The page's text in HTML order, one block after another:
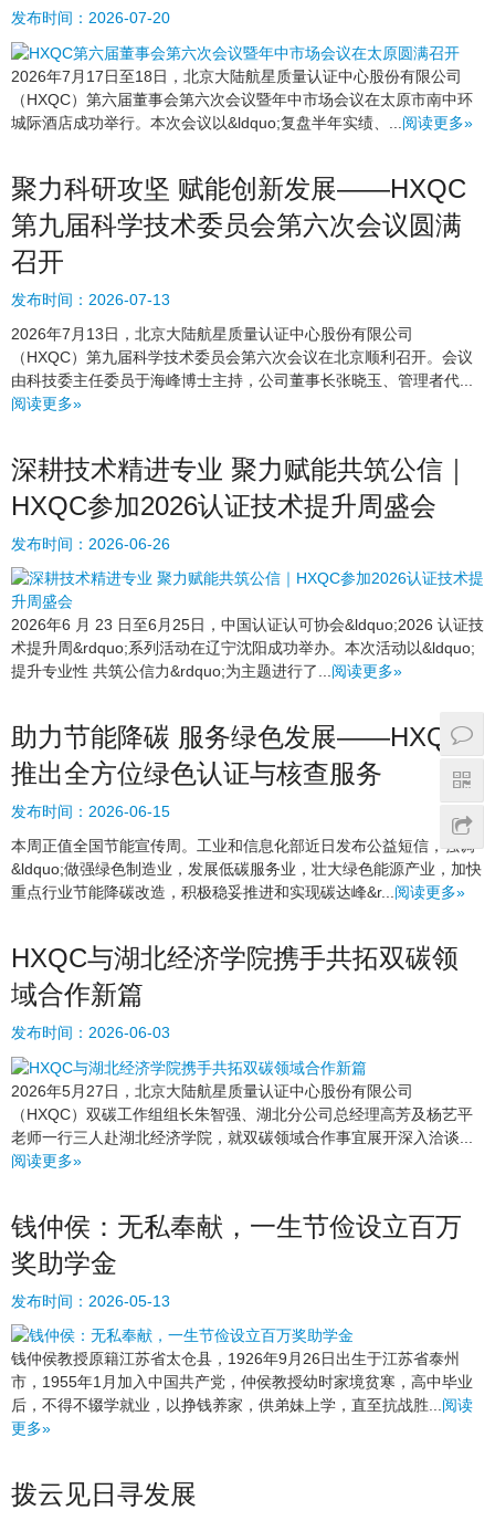
发布时间： 2026-07-20
2026年7月17日至18日，北京大陆航星质量认证中心股份有限公司
（HXQC）第六届董事会第六次会议暨年中市场会议在太原市南中环
城际酒店成功举行。本次会议以&ldquo;复盘半年实绩、... 阅读更多»
聚力科研攻坚 赋能创新发展——HXQC
第九届科学技术委员会第六次会议圆满
召开
发布时间： 2026-07-13
2026年7月13日，北京大陆航星质量认证中心股份有限公司
（HXQC）第九届科学技术委员会第六次会议在北京顺利召开。会议
由科技委主任委员于海峰博士主持，公司董事长张晓玉、管理者代...
阅读更多»
深耕技术精进专业 聚力赋能共筑公信｜
HXQC参加2026认证技术提升周盛会
发布时间： 2026-06-26
2026年6 月 23 日至6月25日，中国认证认可协会&ldquo;2026 认证技
术提升周&rdquo;系列活动在辽宁沈阳成功举办。本次活动以&ldquo;
提升专业性 共筑公信力&rdquo;为主题进行了... 阅读更多»
助力节能降碳 服务绿色发展——HXQC
推出全方位绿色认证与核查服务
发布时间： 2026-06-15
本周正值全国节能宣传周。工业和信息化部近日发布公益短信，强调
&ldquo;做强绿色制造业，发展低碳服务业，壮大绿色能源产业，加快
重点行业节能降碳改造，积极稳妥推进和实现碳达峰&r... 阅读更多»
HXQC与湖北经济学院携手共拓双碳领
域合作新篇
发布时间： 2026-06-03
2026年5月27日，北京大陆航星质量认证中心股份有限公司
（HXQC）双碳工作组组长朱智强、湖北分公司总经理高芳及杨艺平
老师一行三人赴湖北经济学院，就双碳领域合作事宜展开深入洽谈...
阅读更多»
钱仲侯：无私奉献，一生节俭设立百万
奖助学金
发布时间： 2026-05-13
钱仲侯教授原籍江苏省太仓县，1926年9月26日出生于江苏省泰州
市，1955年1月加入中国共产党，仲侯教授幼时家境贫寒，高中毕业
后，不得不辍学就业，以挣钱养家，供弟妹上学，直至抗战胜...阅读
更多»
拨云见日寻发展